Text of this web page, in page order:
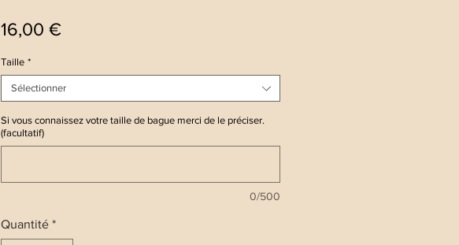
16,00 €Prix
Taille *
Sélectionner
Si vous connaissez votre taille de bague merci de le préciser.
(facultatif)
0/500
Quantité *